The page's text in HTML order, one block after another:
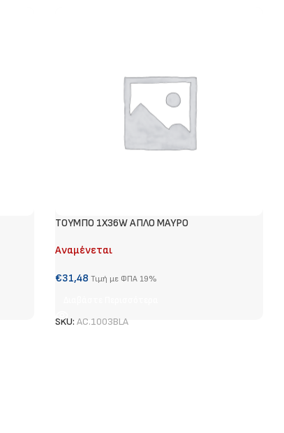
ΤΟΥΜΠΟ 1Χ36W ΑΠΛΟ ΜΑΥΡΟ
Αναμένεται
€31,48 Τιμή με ΦΠΑ 19%
SKU: AC.1003BLA